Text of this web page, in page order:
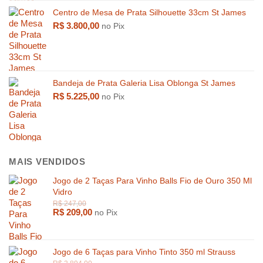
R$15.000,00
Centro de Mesa de Prata Silhouette 33cm St James
R$ 3.800,00 no Pix
Bandeja de Prata Galeria Lisa Oblonga St James
R$ 5.225,00 no Pix
MAIS VENDIDOS
Jogo de 2 Taças Para Vinho Balls Fio de Ouro 350 Ml
Vidro
R$ 209,00 no Pix
Jogo de 6 Taças para Vinho Tinto 350 ml Strauss